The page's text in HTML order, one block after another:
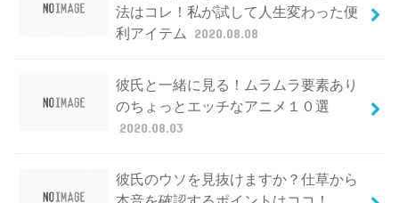
法はコレ！私が試して人生変わった便
利アイテム
2020.08.08
彼氏と一緒に見る！ムラムラ要素あり
のちょっとエッチなアニメ１０選
2020.08.03
彼氏のウソを見抜けますか？仕草から